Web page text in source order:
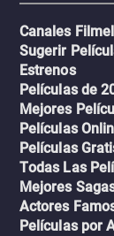
Canales
Sugerir
Estrenos
Películas de
Mejores
Películas
Películas
Todas Las
Mejores
Actores
Películas por